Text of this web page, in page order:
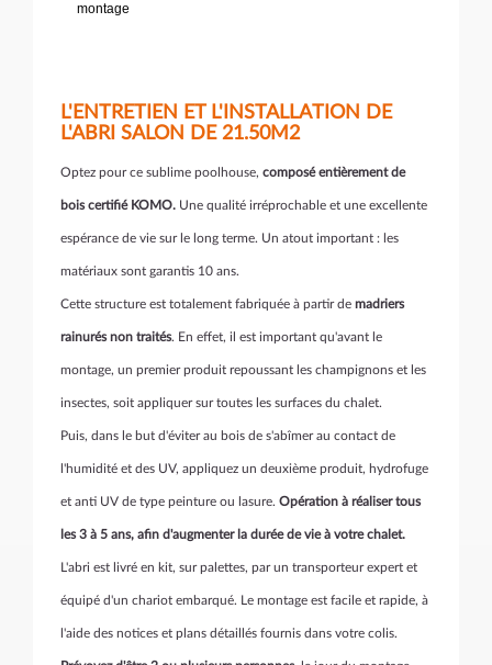
montage
L'ENTRETIEN ET L'INSTALLATION DE
L'ABRI SALON DE 21.50M2
Optez pour ce sublime poolhouse, composé entièrement de
bois certifié KOMO. Une qualité irréprochable et une excellente
espérance de vie sur le long terme. Un atout important : les
matériaux sont garantis 10 ans.
Cette structure est totalement fabriquée à partir de madriers
rainurés non traités. En effet, il est important qu'avant le
montage, un premier produit repoussant les champignons et les
insectes, soit appliquer sur toutes les surfaces du chalet.
Puis, dans le but d'éviter au bois de s'abîmer au contact de
l'humidité et des UV, appliquez un deuxième produit, hydrofuge
et anti UV de type peinture ou lasure. Opération à réaliser tous
les 3 à 5 ans, afin d'augmenter la durée de vie à votre chalet.
L'abri est livré en kit, sur palettes, par un transporteur expert et
équipé d'un chariot embarqué. Le montage est facile et rapide, à
l'aide des notices et plans détaillés fournis dans votre colis.